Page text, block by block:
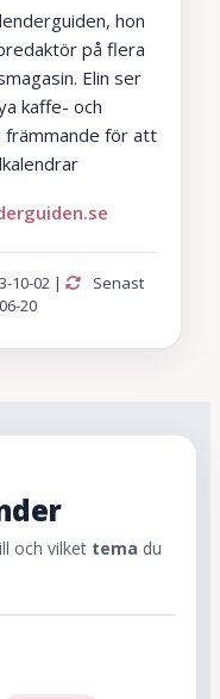
hon
på flera
Elin ser
kaffe- och
främmande för att
10-02 |
Senast
20
och vilket tema du